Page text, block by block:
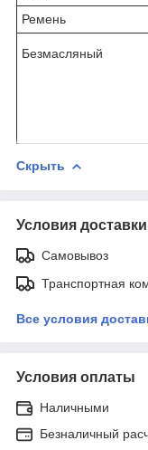
Ремень
Безмасляный
Скрыть
Условия доставки
Самовывоз
Транспортная
Все условия
Условия оплаты
Наличными
Безналичный